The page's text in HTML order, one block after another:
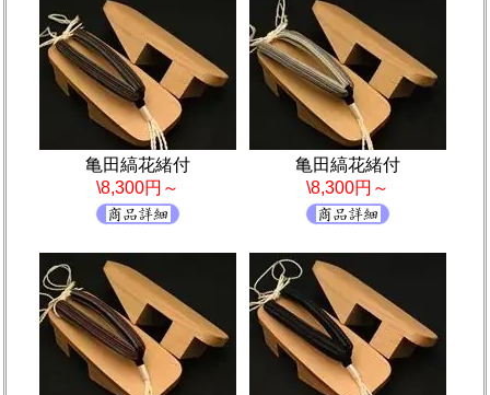
亀田縞花緒付
\8,300円～
亀田縞花緒付
\8,300円～